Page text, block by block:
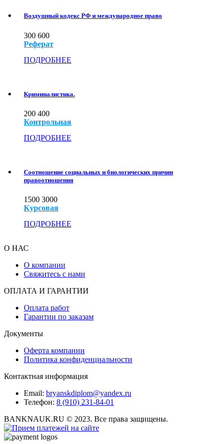
Воздушный кодекс РФ и международное право
300 600
Реферат
ПОДРОБНЕЕ
Криминалистика.
200 400
Контрольная
ПОДРОБНЕЕ
Соотношение социальных и биологических причин
правоотношения
1500 3000
Курсовая
ПОДРОБНЕЕ
О НАС
О компании
Свяжитесь с нами
ОПЛАТА И ГАРАНТИИ
Оплата работ
Гарантии по заказам
Документы
Оферта компании
Политика конфиденциальности
Контактная информация
Email: bryanskdiplom@yandex.ru
Телефон: 8 (910) 231-84-01
BANKNAUK.RU © 2023. Все права защищены.